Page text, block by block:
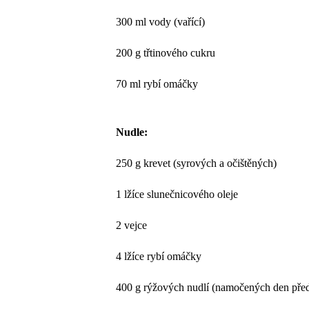
300 ml vody (vařící)
200 g třtinového cukru
70 ml rybí omáčky
Nudle:
250 g krevet (syrových a očištěných)
1 lžíce slunečnicového oleje
2 vejce
4 lžíce rybí omáčky
400 g rýžových nudlí (namočených den